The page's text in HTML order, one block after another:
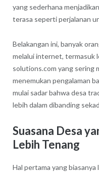
yang sederhana
terasa seperti perjalanan
Belakangan ini, banyak
melalui internet, termasuk
solutions.com yang sering
menemukan pengalaman
mulai sadar bahwa desa
lebih dalam dibanding
Suasana Desa
Lebih Tenang
Hal pertama yang